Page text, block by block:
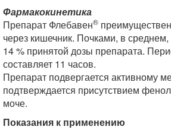
Фармакокинетика
Препарат Флебавен®
через кишечник. Почками, в
14 % принятой дозы препарата.
составляет 11 часов.
Препарат подвергается активному
подтверждается присутствием
моче.
Показания к применению